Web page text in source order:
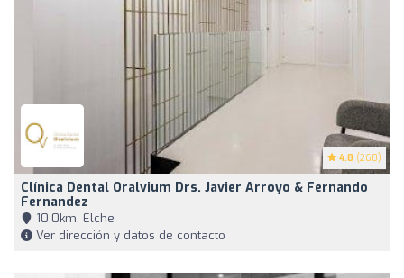
4.8 (268)
Clínica Dental Oralvium Drs. Javier Arroyo & Fernando
Fernandez
10,0km, Elche
Ver dirección y datos de contacto